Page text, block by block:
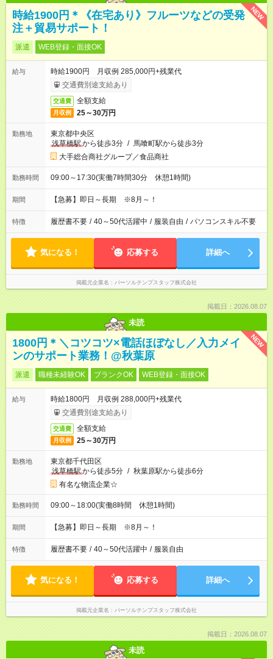
NEW
時給1900円＊《在宅あり》フルーツなどの受発
注＋貿易サポート！
派遣 WEB登録・面接OK
給与
時給1900円 月収例 285,000円+残業代
交通費別途支給あり
交通費 全額支給
月収例 25～30万円
勤務地
東京都中央区
浅草橋駅から徒歩3分 / 馬喰町駅から徒歩3分
大手総合商社グループ／食品商社
勤務時間 09:00～17:30(実働7時間30分 休憩1時間)
期間 【急募】即日～長期 ※8月～！
特徴 履歴書不要 / 40～50代活躍中 / 服装自由 / パソコンスキル不要
気になる！ 応募する 詳細へ
掲載元企業名 パーソルテンプスタッフ株式会社
掲載日：2026.08.07
未読
NEW
1800円＊＼コツコツ×電話ほぼなし／入力メイ
ンのサポート業務！@秋葉原
派遣 職種未経験OK ブランクOK WEB登録・面接OK
給与
時給1800円 月収例 288,000円+残業代
交通費別途支給あり
交通費 全額支給
月収例 25～30万円
勤務地
東京都千代田区
浅草橋駅から徒歩5分 / 秋葉原駅から徒歩6分
有名な物流企業☆
勤務時間 09:00～18:00(実働8時間 休憩1時間)
期間 【急募】即日～長期 ※8月～！
特徴 履歴書不要 / 40～50代活躍中 / 服装自由
気になる！ 応募する 詳細へ
掲載元企業名 パーソルテンプスタッフ株式会社
掲載日：2026.08.07
未読